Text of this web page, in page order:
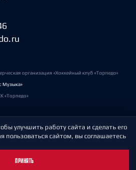
организация «Хоккейный клуб «Торпедо»
Музыка»
«Торпедо»
данных
улучшить работу сайта и сделать его
пользоваться сайтом, вы соглашаетесь
ПРИНЯТЬ